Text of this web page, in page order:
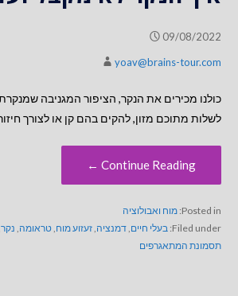
09/08/2022
yoav@brains-tour.com
כולנו מכירים את הנקר, הציפור המגניבה
לשלות מתוכם מזון, להקים בהם קן או לצורך
Continue Reading ←
Posted in: מוח ואבולוציה
Filed under: בעלי חיים דמנציה זעזוע מוח טראומה נקר,
תסמונת המתאגרפים